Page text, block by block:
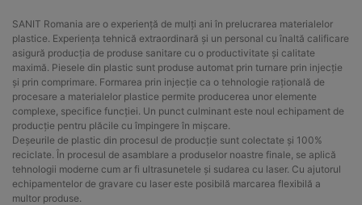
SANIT Romania are o experiență de mulți ani în prelucrarea materialelor
plastice. Experiența tehnică extraordinară și un personal cu înaltă calificare
asigură producția de produse sanitare cu o productivitate și calitate
maximă. Piesele din plastic sunt produse automat prin turnare prin injecție
și prin comprimare. Formarea prin injecție ca o tehnologie rațională de
procesare a materialelor plastice permite producerea unor elemente
complexe, specifice funcției. Un punct culminant este noul echipament de
producție pentru plăcile cu împingere în mișcare.
Deșeurile de plastic din procesul de producție sunt colectate și 100%
reciclate. În procesul de asamblare a produselor noastre finale, se aplică
tehnologii moderne cum ar fi ultrasunetele și sudarea cu laser. Cu ajutorul
echipamentelor de gravare cu laser este posibilă marcarea flexibilă a
multor produse.